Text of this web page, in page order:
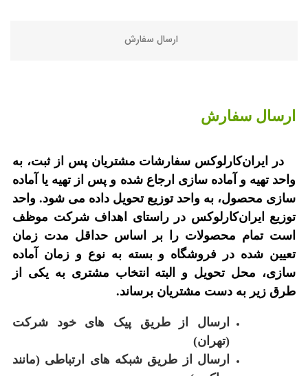
ارسال سفارش
ارسال سفارش
در ایران‌کارلوکس سفارشات مشتریان پس از ثبت، به
واحد تهیه و آماده سازی ارجاع شده و پس از تهیه یا آماده
سازی محصول، به واحد توزیع تحویل داده می شود. واحد
توزیع
ایران‌کارلوکس در راستای اهداف شرکت موظف
است تمام محصولات را بر اساس حداقل مدت زمان
تعیین شده در فروشگاه و بسته به نوع و زمان آماده
سازی، محل تحویل و البته انتخاب مشتریبه یکی از
طرق زیر به دست مشتریان برساند.
ارسال از طریق پیک های خود شرکت
(تهران)
ارسال از طریق شبکه های ارتباطی (مانند